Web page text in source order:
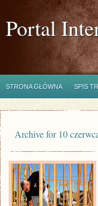
Portal
STRONA GŁÓWNA SPIS
Archive for 10